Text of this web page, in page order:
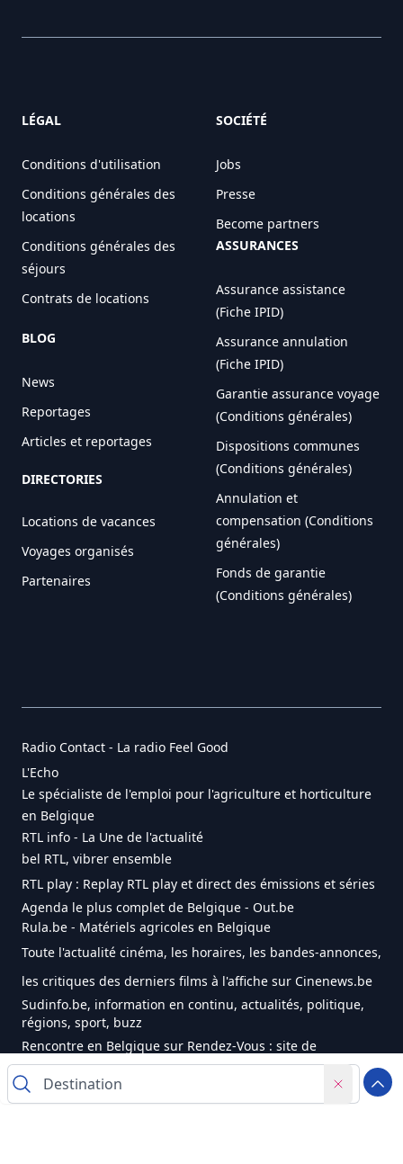
LÉGAL
Conditions d'utilisation
Conditions générales des
locations
Conditions générales des
séjours
Contrats de locations
BLOG
News
Reportages
Articles et reportages
DIRECTORIES
Locations de vacances
Voyages organisés
Partenaires
SOCIÉTÉ
Jobs
Presse
Become partners
ASSURANCES
Assurance assistance
(Fiche IPID)
Assurance annulation
(Fiche IPID)
Garantie assurance voyage
(Conditions générales)
Dispositions communes
(Conditions générales)
Annulation et
compensation (Conditions
générales)
Fonds de garantie
(Conditions générales)
Radio Contact - La radio Feel Good
L'Echo
Le spécialiste de l'emploi pour l'agriculture et horticulture
en Belgique
RTL info - La Une de l'actualité
bel RTL, vibrer ensemble
RTL play : Replay RTL play et direct des émissions et séries
Agenda le plus complet de Belgique - Out.be
Rula.be - Matériels agricoles en Belgique
Toute l'actualité cinéma, les horaires, les bandes-annonces,
les critiques des derniers films à l'affiche sur Cinenews.be
Sudinfo.be, information en continu, actualités, politique,
régions, sport, buzz
Rencontre en Belgique sur Rendez-Vous : site de
rencontres pour célibataires